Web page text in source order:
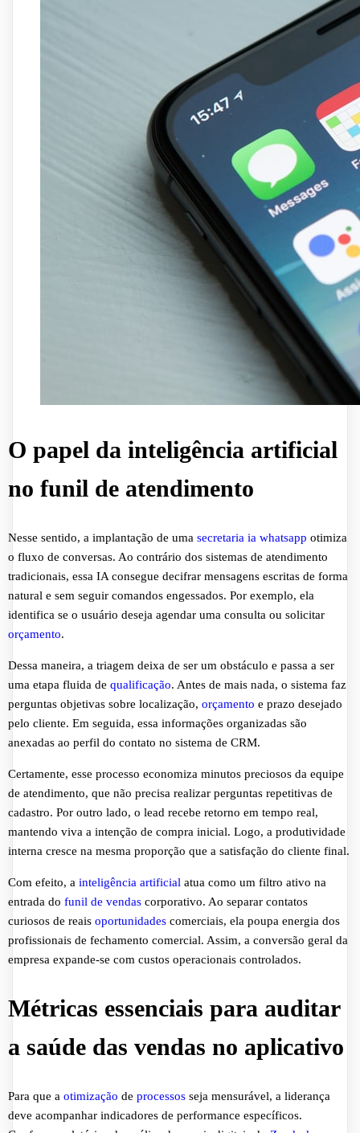
O papel da inteligência artificial
no funil de atendimento
Nesse sentido, a implantação de uma secretaria ia whatsapp otimiza
o fluxo de conversas. Ao contrário dos sistemas de atendimento
tradicionais, essa IA consegue decifrar mensagens escritas de forma
natural e sem seguir comandos engessados. Por exemplo, ela
identifica se o usuário deseja agendar uma consulta ou solicitar
orçamento.
Dessa maneira, a triagem deixa de ser um obstáculo e passa a ser
uma etapa fluida de qualificação. Antes de mais nada, o sistema faz
perguntas objetivas sobre localização, orçamento e prazo desejado
pelo cliente. Em seguida, essa informações organizadas são
anexadas ao perfil do contato no sistema de CRM.
Certamente, esse processo economiza minutos preciosos da equipe
de atendimento, que não precisa realizar perguntas repetitivas de
cadastro. Por outro lado, o lead recebe retorno em tempo real,
mantendo viva a intenção de compra inicial. Logo, a produtividade
interna cresce na mesma proporção que a satisfação do cliente final.
Com efeito, a inteligência artificial atua como um filtro ativo na
entrada do funil de vendas corporativo. Ao separar contatos
curiosos de reais oportunidades comerciais, ela poupa energia dos
profissionais de fechamento comercial. Assim, a conversão geral da
empresa expande-se com custos operacionais controlados.
Métricas essenciais para auditar
a saúde das vendas no aplicativo
Para que a otimização de processos seja mensurável, a liderança
deve acompanhar indicadores de performance específicos.